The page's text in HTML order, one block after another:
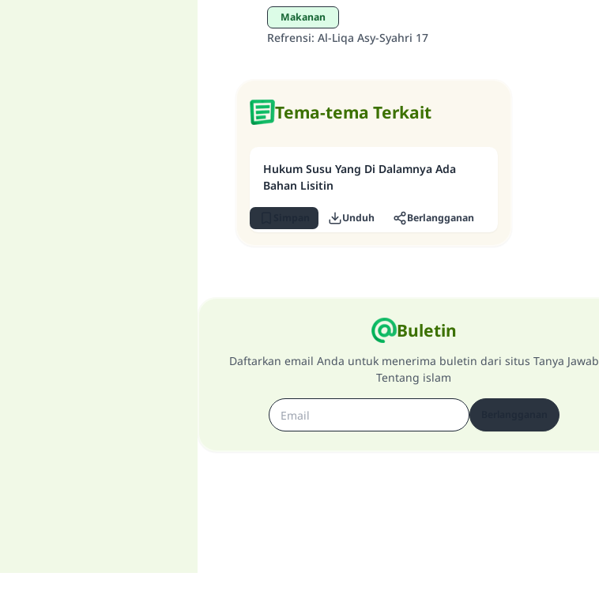
Makanan
Refrensi: Al-Liqa Asy-Syahri 17
Tema-tema Terkait
Hukum Susu Yang Di Dalamnya Ada
Bahan Lisitin
Unduh Berlangganan
Buletin
Daftarkan email Anda untuk menerima buletin dari situs Tanya Jawab
Tentang islam